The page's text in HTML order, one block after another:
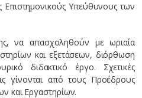
Υπεύθυνους των
να απασχοληθούν με ωριαία
και εξετάσεων, διόρθωση
διδακτικό έργο. Σχετικές
γίνονται από τους Προέδρους
και Εργαστηρίων.